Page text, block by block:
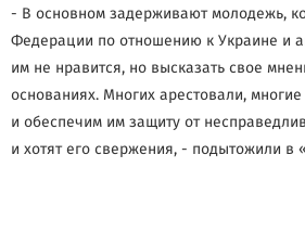
- В основном задерживают молодежь,
Федерации по отношению к Украине и
им не нравится, но высказать свое
основаниях. Многих арестовали,
и обеспечим им защиту от
и хотят его свержения, - подытожили в